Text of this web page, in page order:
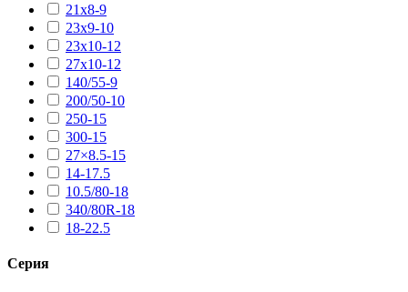
21х8-9
23х9-10
23х10-12
27х10-12
140/55-9
200/50-10
250-15
300-15
27×8.5-15
14-17.5
10.5/80-18
340/80R-18
18-22.5
Серия